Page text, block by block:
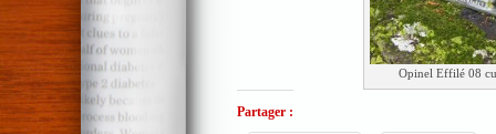
Opinel Effilé 08
Partager :